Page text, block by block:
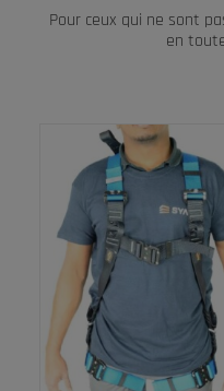
Pour ceux qui ne sont
en